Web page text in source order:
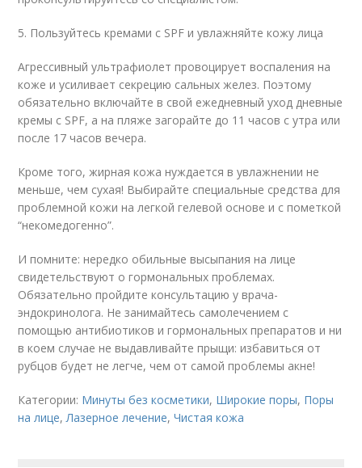
5. Пользуйтесь кремами с SPF и увлажняйте кожу лица
Агрессивный ультрафиолет провоцирует воспаления на
коже и усиливает секрецию сальных желез. Поэтому
обязательно включайте в свой ежедневный уход дневные
кремы с SPF, а на пляже загорайте до 11 часов с утра или
после 17 часов вечера.
Кроме того, жирная кожа нуждается в увлажнении не
меньше, чем сухая! Выбирайте специальные средства для
проблемной кожи на легкой гелевой основе и с пометкой
“некомедогенно”.
И помните: нередко обильные высыпания на лице
свидетельствуют о гормональных проблемах.
Обязательно пройдите консультацию у врача-
эндокринолога. Не занимайтесь самолечением с
помощью антибиотиков и гормональных препаратов и ни
в коем случае не выдавливайте прыщи: избавиться от
рубцов будет не легче, чем от самой проблемы акне!
Категории: Минуты без косметики, Широкие поры, Поры
на лице,Лазерное лечение,Чистая кожа